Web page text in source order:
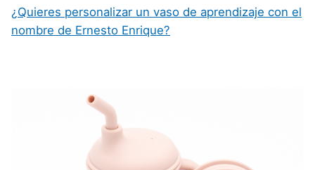
¿Quieres personalizar un vaso de aprendizaje con el
nombre de Ernesto Enrique?